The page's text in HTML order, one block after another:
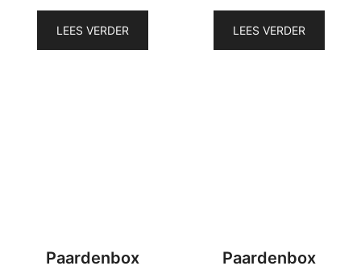
LEES VERDER LEES VERDER
Paardenbox Paardenbox